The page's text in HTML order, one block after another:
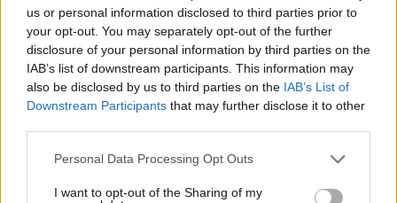
us or personal information disclosed to third parties prior to
your opt-out. You may separately opt-out of the further
disclosure of your personal information by third parties on the
IAB’s list of downstream participants. This information may
also be disclosed by us to third parties on the IAB’s List of
Downstream Participants that may further disclose it to other
Please note that this website/app uses one or more Google
not limited to your visit or usage behaviour. You may click to
Personal Data Processing Opt Outs
I want to opt-out of the Sharing of my
EMAIL
ΣΧΌΛΙΟ *